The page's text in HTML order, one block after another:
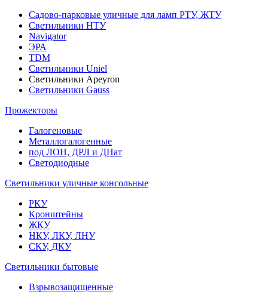
Садово-парковые уличные для ламп РТУ, ЖТУ
Светильники НТУ
Navigator
ЭРА
TDM
Светильники Uniel
Светильники Apeyron
Светильники Gauss
Прожекторы
Галогеновые
Металлогалогенные
под ЛОН, ДРЛ и ДНат
Светодиодные
Светильники уличные консольные
РКУ
Кронштейны
ЖКУ
НКУ, ЛКУ, ЛНУ
СКУ, ДКУ
Светильники бытовые
Взрывозащищенные